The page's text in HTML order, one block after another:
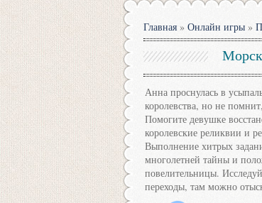
Главная » Онлайн игры »
Анна проснулась в
королевства, но не
Помогите девушке
королевские реликвии и
Выполнение хитрых
многолетней тайны и
повелительницы.
переходы, там можно